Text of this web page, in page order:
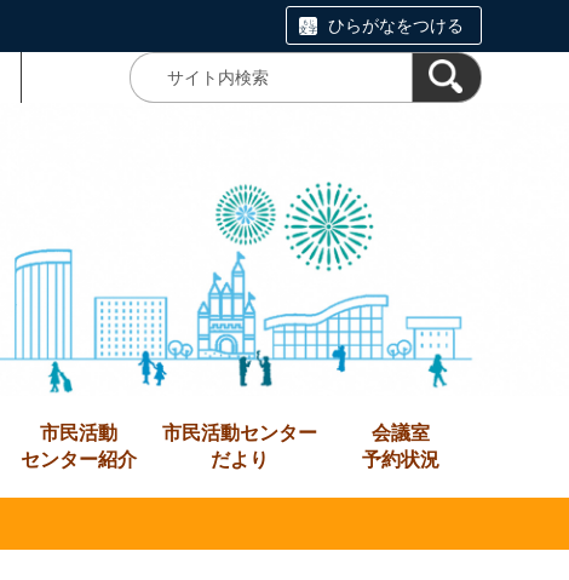
ひらがなをつける
市民活動
センター紹介
市民活動センター
だより
会議室
予約状況